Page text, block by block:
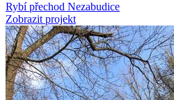
Rybí přechod Nezabudice
Zobrazit projekt